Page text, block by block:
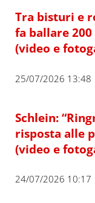
Tra bisturi e
fa ballare
(video e
25/07/2026 13:48
Schlein:
risposta alle
(video e
24/07/2026 10:17